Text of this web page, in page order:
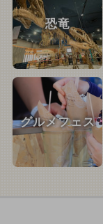
恐竜
グルメフェス